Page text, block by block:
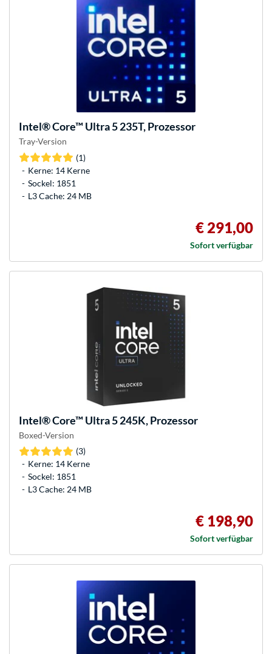
Intel®Core™ Ultra 5 235T, Prozessor
Tray-Version
(1)
Kerne: 14 Kerne
Sockel: 1851
L3 Cache: 24 MB
€ 291,00
Sofort verfügbar
Intel®Core™ Ultra 5 245K, Prozessor
Boxed-Version
(3)
Kerne: 14 Kerne
Sockel: 1851
L3 Cache: 24 MB
€ 198,90
Sofort verfügbar